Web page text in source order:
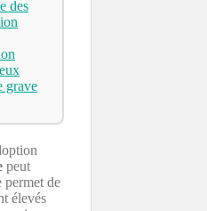
des
grave
peut
permet de
élevés